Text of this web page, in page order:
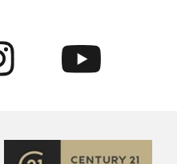
，利用方法，利用環境（携
当該端末の通信状態，利用
する際に収集します。